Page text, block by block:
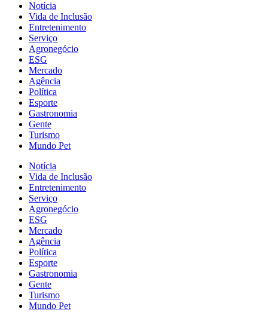
Notícia
Vida de Inclusão
Entretenimento
Serviço
Agronegócio
ESG
Mercado
Agência
Política
Esporte
Gastronomia
Gente
Turismo
Mundo Pet
Notícia
Vida de Inclusão
Entretenimento
Serviço
Agronegócio
ESG
Mercado
Agência
Política
Esporte
Gastronomia
Gente
Turismo
Mundo Pet